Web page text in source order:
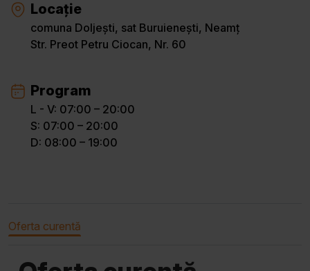
Locație
comuna Doljești, sat Buruienești, Neamț
Str. Preot Petru Ciocan, Nr. 60
Program
L - V: 07:00 – 20:00
S: 07:00 – 20:00
D: 08:00 – 19:00
Oferta curentă